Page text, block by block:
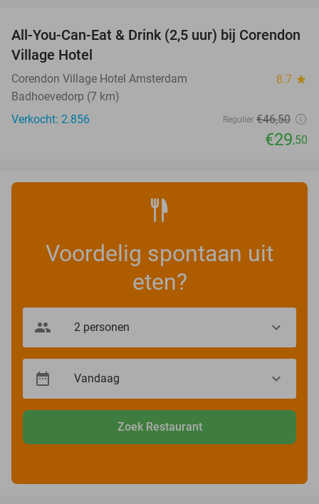
37%
All-You-Can-Eat & Drink (2,5 uur) bij Corendon
Village Hotel
Corendon Village Hotel Amsterdam 8.7 star
Badhoevedorp (7 km)
Verkocht: 2.856
Regulier €46,50
€29,50
Voordelig spontaan uit
eten?
Zoek Restaurant